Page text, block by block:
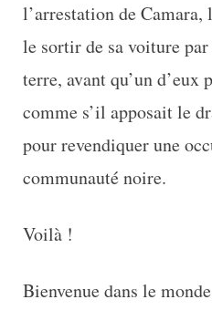
l’arrestation de
le sortir de sa voiture
terre, avant qu’un d’eux
comme s’il apposait le
pour revendiquer une
communauté noire.
Voilà !
Bienvenue dans le